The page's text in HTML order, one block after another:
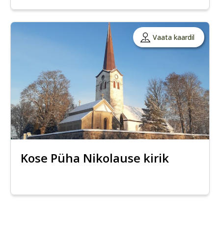
Vaata kaardil
Kose Püha Nikolause kirik